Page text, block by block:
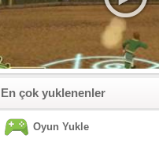
En çok yuklenenler
Oyun Yukle